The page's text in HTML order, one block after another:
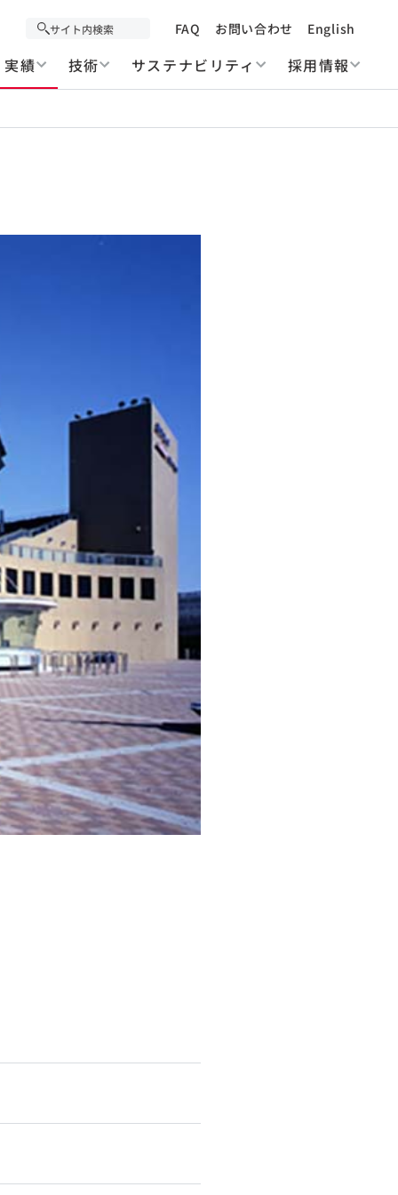
FAQ お問い合わせ English
実績 技術 サステナビリティ 採用情報